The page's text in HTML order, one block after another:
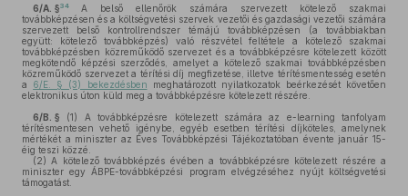
6/A. §34
A belső ellenőrök számára szervezett kötelező szakmai
továbbképzésen és a költségvetési szervek vezetői és gazdasági vezetői számára
szervezett belső kontrollrendszer témájú továbbképzésen (a továbbiakban
együtt: kötelező továbbképzés) való részvétel feltétele a kötelező szakmai
továbbképzésben közreműködő szervezet és a továbbképzésre kötelezett között
megkötendő képzési szerződés, amelyet a kötelező szakmai továbbképzésben
közreműködő szervezet a térítési díj megfizetése, illetve térítésmentesség esetén
a 6/E. § (3) bekezdésben meghatározott nyilatkozatok beérkezését követően
elektronikus úton küld meg a továbbképzésre kötelezett részére.
6/B. § (1)
A továbbképzésre kötelezett számára az e-learning tanfolyam
térítésmentesen vehető igénybe, egyéb esetben térítési díjköteles, amelynek
mértékét a miniszter az Éves Továbbképzési Tájékoztatóban évente január 15-
éig teszi közzé.
(2) A kötelező továbbképzés évében a továbbképzésre kötelezett részére a
miniszter egy ÁBPE-továbbképzési program elvégzéséhez nyújt költségvetési
támogatást.